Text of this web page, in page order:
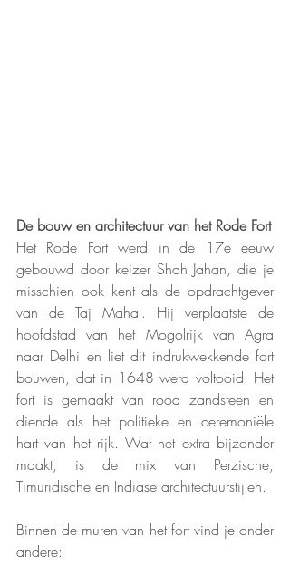
De bouw en architectuur van het Rode Fort
Het Rode Fort werd in de 17e eeuw
gebouwd door keizer Shah Jahan, die je
misschien ook kent als de opdrachtgever
van de Taj Mahal. Hij verplaatste de
hoofdstad van het Mogolrijk van Agra
naar Delhi en liet dit indrukwekkende fort
bouwen, dat in 1648 werd voltooid. Het
fort is gemaakt van rood zandsteen en
diende als het politieke en ceremoniële
hart van het rijk. Wat het extra bijzonder
maakt, is de mix van Perzische,
Timuridische en Indiase architectuurstijlen.
Binnen de muren van het fort vind je onder
andere: